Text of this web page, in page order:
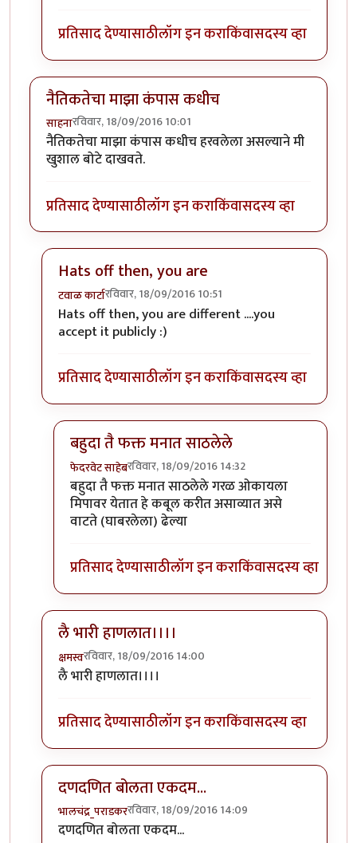
प्रतिसाद देण्यासाठीलॉग इन कराकिंवासदस्य व्हा
नैतिकतेचा माझा कंपास कधीच
साहनारविवार, 18/09/2016 10:01
नैतिकतेचा माझा कंपास कधीच हरवलेला असल्याने मी
खुशाल बोटे दाखवते.
प्रतिसाद देण्यासाठीलॉग इन कराकिंवासदस्य व्हा
Hats off then, you are
टवाळ कार्टारविवार, 18/09/2016 10:51
In reply toनैतिकतेचा माझा कंपास कधीचby
Hats off then, you are different ....you
accept it publicly :)
प्रतिसाद देण्यासाठीलॉग इन कराकिंवासदस्य व्हा
बहुदा तै फक्त मनात साठलेले
फेदरवेट साहेबरविवार, 18/09/2016 14:32
In reply toHats off then, you arebyटवाळ कार्टा
बहुदा तै फक्त मनात साठलेले गरळ ओकायला
मिपावर येतात हे कबूल करीत असाव्यात असे
वाटते (घाबरलेला) ढेल्या
प्रतिसाद देण्यासाठीलॉग इन कराकिंवासदस्य व्हा
लै भारी हाणलात।।।।
क्षमस्वरविवार, 18/09/2016 14:00
In reply toनैतिकतेचा माझा कंपास कधीच
लै भारी हाणलात।।।।
प्रतिसाद देण्यासाठीलॉग इन कराकिंवासदस्य व्हा
दणदणित बोलता एकदम...
भालचंद्र_पराडकररविवार, 18/09/2016 14:09
In reply toनैतिकतेचा माझा कंपास कधीच
दणदणित बोलता एकदम...